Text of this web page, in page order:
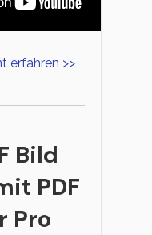
erfahren >>
Bild
PDF
Pro